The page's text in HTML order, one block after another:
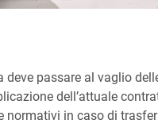
deve passare al vaglio
dell’attuale
normativi in caso di